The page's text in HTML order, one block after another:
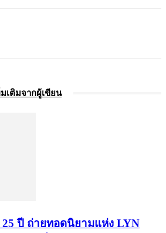
มเติมจากผู้เขียน
ปี ถ่ายทอดนิยามแห่ง LYN